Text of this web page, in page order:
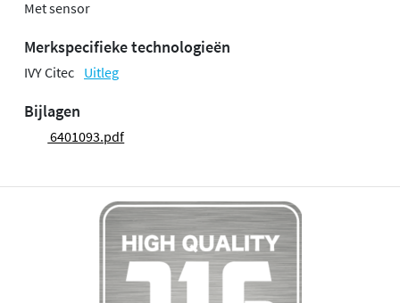
Met sensor
Merkspecifieke technologieën
IVY Citec Uitleg
Bijlagen
6401093.pdf